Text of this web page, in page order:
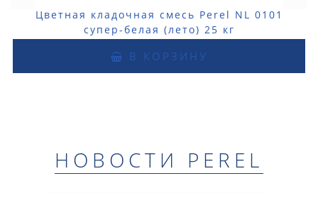
Цветная кладочная смесь Perel NL 0101
супер-белая (лето) 25 кг
В КОРЗИНУ
НОВОСТИ PEREL